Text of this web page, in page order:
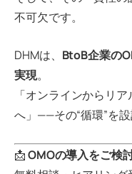
不可欠です。
DHMは、 BtoB企業の
実現。
「オンラインからリ
へ」——その“循環”を
📩OMOの導入をご検